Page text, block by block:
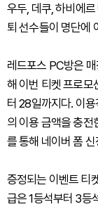
우두, 데쿠, 하비에
퇴 선수들이 명단에
레드포스 PC방은
해 이번 티켓 프로모
터 28일까지다. 이
의 이용 금액을 충
를 통해 네이버 폼
증정되는 이벤트 티
급은 1등석부터 3등